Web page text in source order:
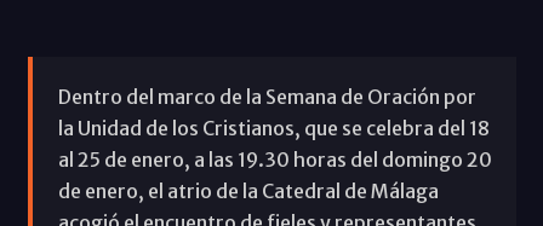
Dentro del marco de la Semana de Oración por
la Unidad de los Cristianos, que se celebra del 18
al 25 de enero, a las 19.30 horas del domingo 20
de enero, el atrio de la Catedral de Málaga